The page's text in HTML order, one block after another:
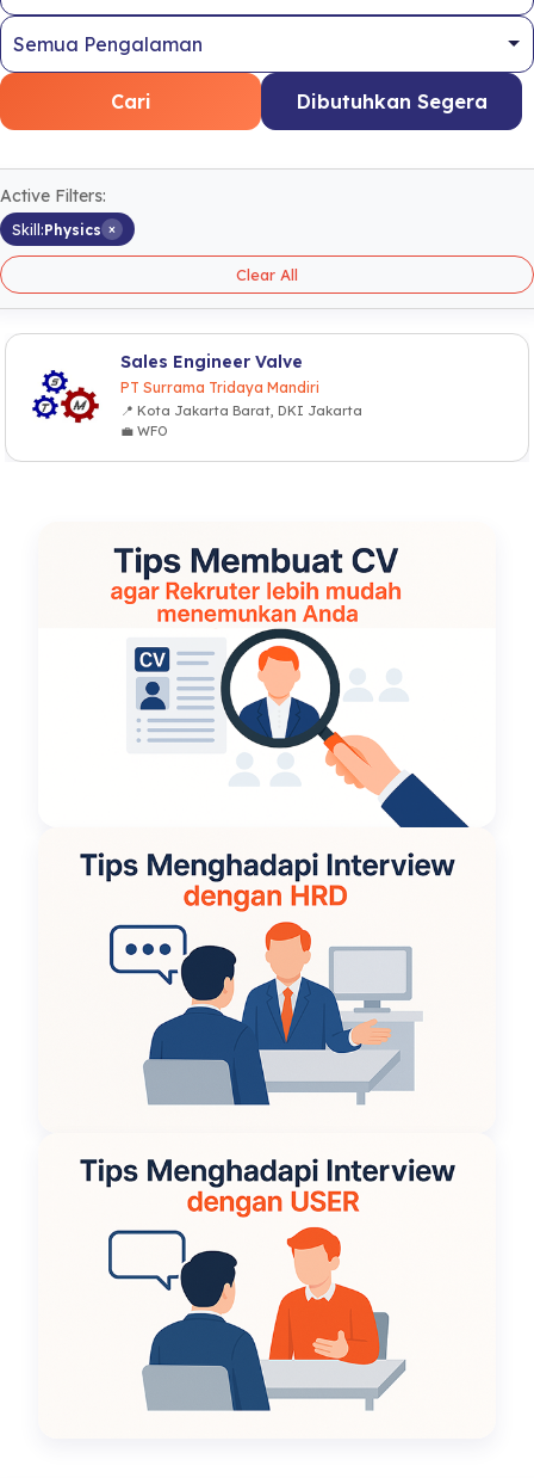
Cari Dibutuhkan Segera
Active Filters:
Skill:Physics ×
Clear All
Sales Engineer Valve
PT Surrama Tridaya Mandiri
📍 Kota Jakarta Barat, DKI Jakarta
💼 WFO